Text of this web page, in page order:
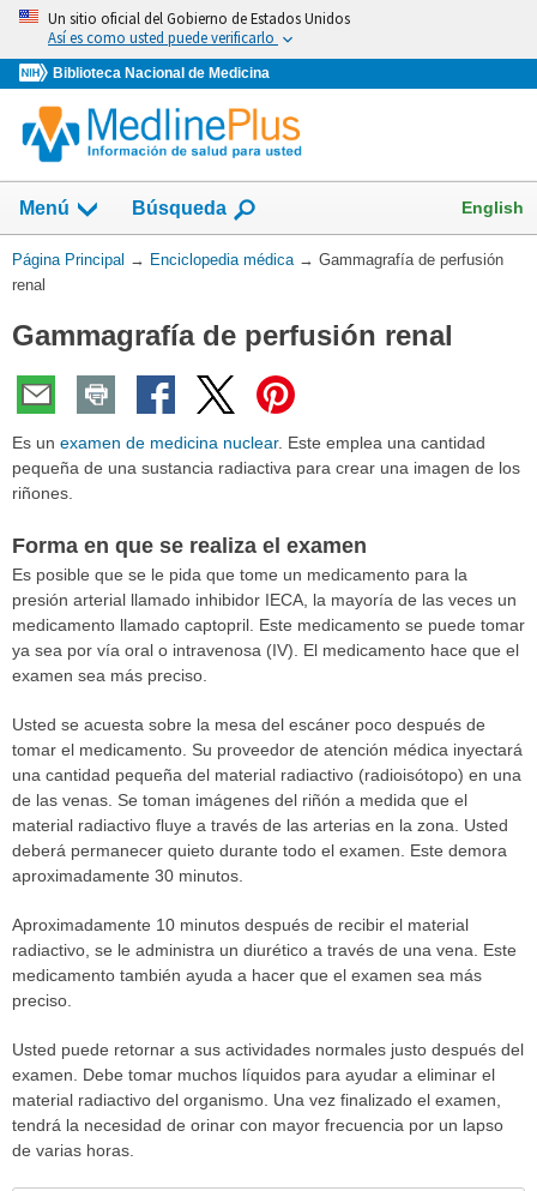
Omita
vaya
al
Contenido
Un sitio oficial del Gobierno de Estados Unidos
Así es como usted puede verificarlo
Biblioteca Nacional de Medicina
Menú Búsqueda English
Usted
está
Página Principal → Enciclopedia médica → Gammagrafía de perfusión
renal
Gammagrafía de perfusión renal
Es un examen de medicina nuclear. Este emplea una cantidad
pequeña de una sustancia radiactiva para crear una imagen de los
riñones.
Forma en que se realiza el examen
Es posible que se le pida que tome un medicamento para la
presión arterial llamado inhibidor IECA, la mayoría de las veces un
medicamento llamado captopril. Este medicamento se puede tomar
ya sea por vía oral o intravenosa (IV). El medicamento hace que el
examen sea más preciso.
Usted se acuesta sobre la mesa del escáner poco después de
tomar el medicamento. Su proveedor de atención médica inyectará
una cantidad pequeña del material radiactivo (radioisótopo) en una
de las venas. Se toman imágenes del riñón a medida que el
material radiactivo fluye a través de las arterias en la zona. Usted
deberá permanecer quieto durante todo el examen. Este demora
aproximadamente 30 minutos.
Aproximadamente 10 minutos después de recibir el material
radiactivo, se le administra un diurético a través de una vena. Este
medicamento también ayuda a hacer que el examen sea más
preciso.
Usted puede retornar a sus actividades normales justo después del
examen. Debe tomar muchos líquidos para ayudar a eliminar el
material radiactivo del organismo. Una vez finalizado el examen,
tendrá la necesidad de orinar con mayor frecuencia por un lapso
de varias horas.